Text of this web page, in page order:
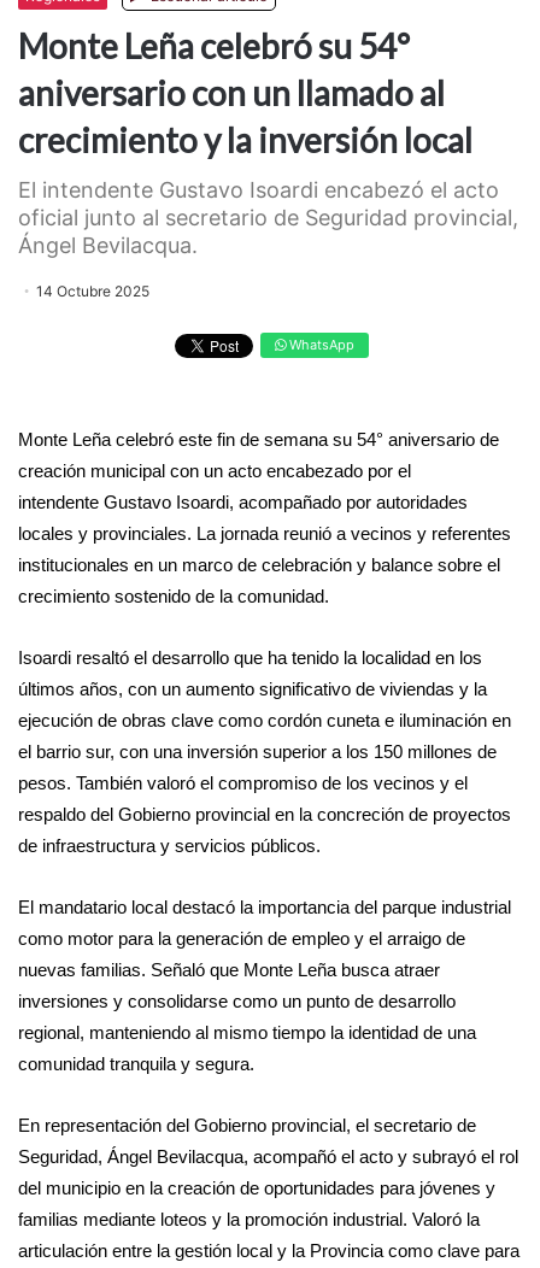
Monte Leña celebró su 54°
aniversario con un llamado al
crecimiento y la inversión local
El intendente Gustavo Isoardi encabezó el acto
oficial junto al secretario de Seguridad provincial,
Ángel Bevilacqua.
14 Octubre 2025
WhatsApp
Monte Leña celebró este fin de semana su 54° aniversario de
creación municipal con un acto encabezado por el
intendente Gustavo Isoardi, acompañado por autoridades
locales y provinciales. La jornada reunió a vecinos y referentes
institucionales en un marco de celebración y balance sobre el
crecimiento sostenido de la comunidad.
Isoardi resaltó el desarrollo que ha tenido la localidad en los
últimos años, con un aumento significativo de viviendas y la
ejecución de obras clave como cordón cuneta e iluminación en
el barrio sur, con una inversión superior a los 150 millones de
pesos. También valoró el compromiso de los vecinos y el
respaldo del Gobierno provincial en la concreción de proyectos
de infraestructura y servicios públicos.
El mandatario local destacó la importancia del parque industrial
como motor para la generación de empleo y el arraigo de
nuevas familias. Señaló que Monte Leña busca atraer
inversiones y consolidarse como un punto de desarrollo
regional, manteniendo al mismo tiempo la identidad de una
comunidad tranquila y segura.
En representación del Gobierno provincial, el secretario de
Seguridad, Ángel Bevilacqua, acompañó el acto y subrayó el rol
del municipio en la creación de oportunidades para jóvenes y
familias mediante loteos y la promoción industrial. Valoró la
articulación entre la gestión local y la Provincia como clave para